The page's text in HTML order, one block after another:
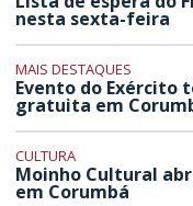
nesta sexta-feira
MAIS DESTAQUES
Evento do Exército
gratuita em
CULTURA
Moinho Cultural
em Corumbá